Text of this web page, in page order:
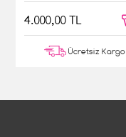
4.000,00 TL
Ücretsiz Kargo